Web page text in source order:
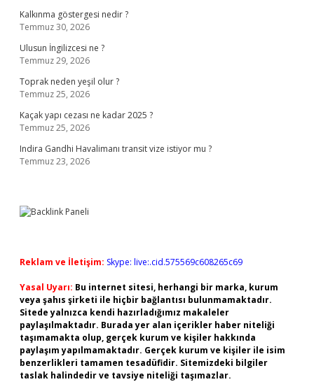
Kalkınma göstergesi nedir ?
Temmuz 30, 2026
Ulusun İngilizcesi ne ?
Temmuz 29, 2026
Toprak neden yeşil olur ?
Temmuz 25, 2026
Kaçak yapı cezası ne kadar 2025 ?
Temmuz 25, 2026
Indira Gandhi Havalimanı transit vize istiyor mu ?
Temmuz 23, 2026
Reklam ve İletişim: Skype: live:.cid.575569c608265c69
Yasal Uyarı: Bu internet sitesi, herhangi bir marka, kurum
veya şahıs şirketi ile hiçbir bağlantısı bulunmamaktadır.
Sitede yalnızca kendi hazırladığımız makaleler
paylaşılmaktadır. Burada yer alan içerikler haber niteliği
taşımamakta olup, gerçek kurum ve kişiler hakkında
paylaşım yapılmamaktadır. Gerçek kurum ve kişiler ile isim
benzerlikleri tamamen tesadüfidir. Sitemizdeki bilgiler
taslak halindedir ve tavsiye niteliği taşımazlar.